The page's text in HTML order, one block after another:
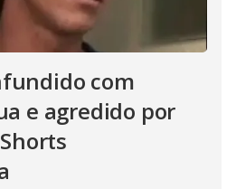
com
e agredido por